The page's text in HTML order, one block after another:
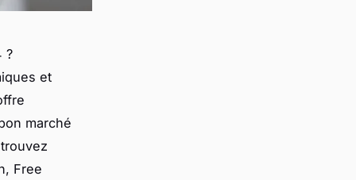
?
et
marché
Free